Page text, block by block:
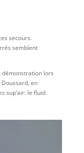
secours.
semblent
démonstration lors
en
sup’air: le fluid.